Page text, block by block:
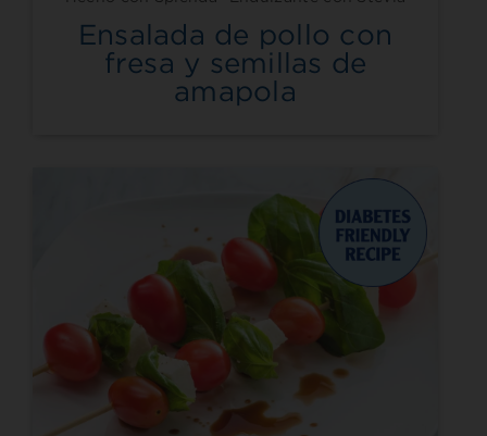
Ensalada de pollo con
fresa y semillas de
amapola